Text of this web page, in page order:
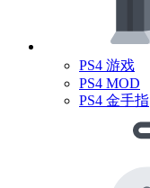
PS4 游戏
PS4 MOD
PS4 金手指